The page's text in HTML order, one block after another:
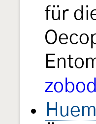
für